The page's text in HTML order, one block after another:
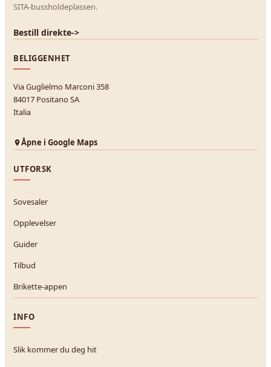
SITA-bussholdeplassen.
Bestill direkte->
BELIGGENHET
Via Guglielmo Marconi 358
84017 Positano SA
Italia
Åpne i Google Maps
UTFORSK
Sovesaler
Opplevelser
Guider
Tilbud
Brikette-appen
INFO
Slik kommer du deg hit